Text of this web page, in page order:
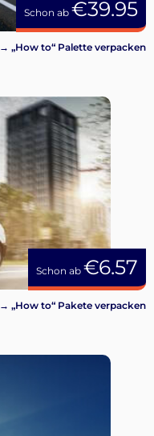
Schon ab €39.95
→ „How to“ Palette verpacken
Schon ab €6.57
→ „How to“ Pakete verpacken